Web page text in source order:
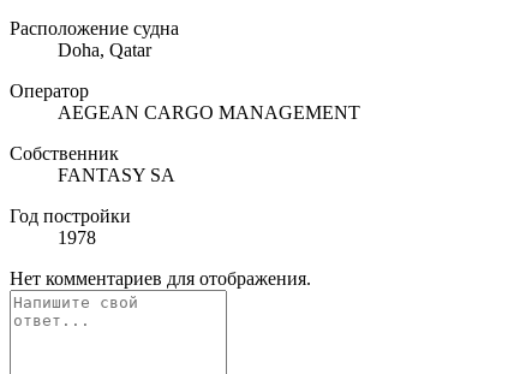
Расположение судна
Doha, Qatar
Оператор
AEGEAN CARGO MANAGEMENT
Собственник
FANTASY SA
Год постройки
1978
Нет комментариев для отображения.